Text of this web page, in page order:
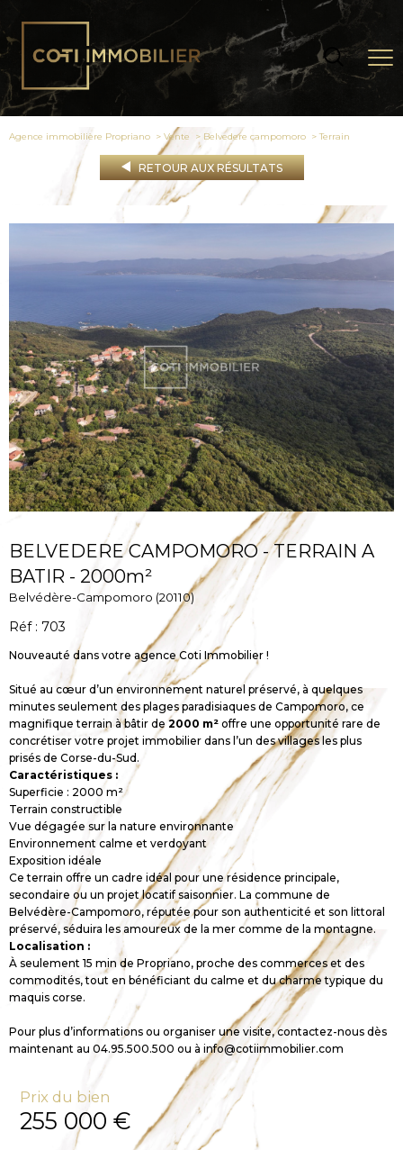
Agence immobilière Propriano Vente Belvedere campomoro terrain
RETOUR AUX RÉSULTATS
BELVEDERE CAMPOMORO - TERRAIN A
BATIR - 2000m²
Belvédère-Campomoro (20110)
Réf : 703
Nouveauté dans votre agence Coti Immobilier !
Situé au cœur d’un environnement naturel préservé, à quelques
minutes seulement des plages paradisiaques de Campomoro, ce
magnifique terrain à bâtir de 2000 m² offre une opportunité rare de
concrétiser votre projet immobilier dans l’un des villages les plus
prisés de Corse-du-Sud.
Caractéristiques :
Superficie : 2000 m²
Terrain constructible
Vue dégagée sur la nature environnante
Environnement calme et verdoyant
Exposition idéale
Ce terrain offre un cadre idéal pour une résidence principale,
secondaire ou un projet locatif saisonnier. La commune de
Belvédère-Campomoro, réputée pour son authenticité et son littoral
préservé, séduira les amoureux de la mer comme de la montagne.
Localisation :
À seulement 15 min de Propriano, proche des commerces et des
commodités, tout en bénéficiant du calme et du charme typique du
maquis corse.
Pour plus d’informations ou organiser une visite, contactez-nous dès
maintenant au 04.95.500.500 ou à info@cotiimmobilier.com
Prix du bien
255 000 €